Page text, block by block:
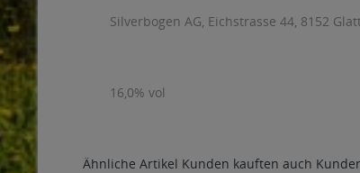
Silverbogen AG, Eichstrasse 44, 8152
16,0% vol
Ähnliche Artikel Kunden kauften auch